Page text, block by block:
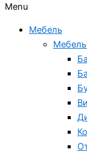
Menu
Мебель